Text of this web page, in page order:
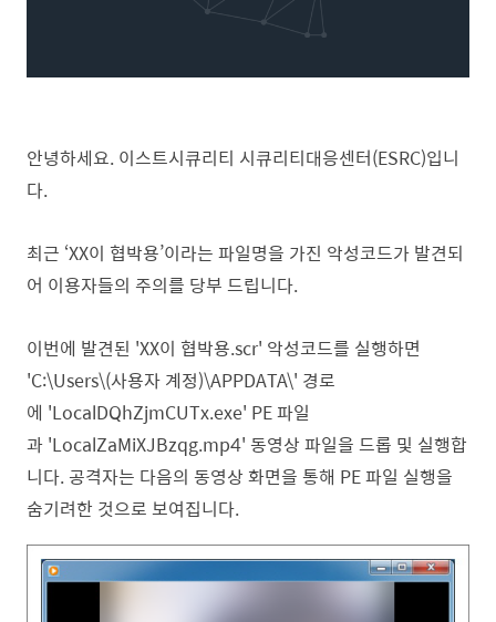
안녕하세요. 이스트시큐리티 시큐리티대응센터(ESRC)입니
다.
최근 ‘XX이 협박용’이라는 파일명을 가진 악성코드가 발견되
어 이용자들의 주의를 당부 드립니다.
이번에 발견된 'XX이 협박용.scr' 악성코드를 실행하면
'C:\Users\(사용자 계정)\APPDATA\' 경로
에 'LocalDQhZjmCUTx.exe' PE 파일
과 'LocalZaMiXJBzqg.mp4' 동영상 파일을 드롭 및 실행합
니다. 공격자는 다음의 동영상 화면을 통해 PE 파일 실행을
숨기려한 것으로 보여집니다.